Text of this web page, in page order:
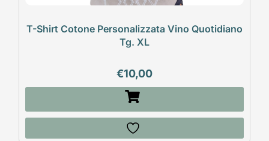
T-Shirt Cotone Personalizzata Vino Quotidiano
Tg. XL
€10,00